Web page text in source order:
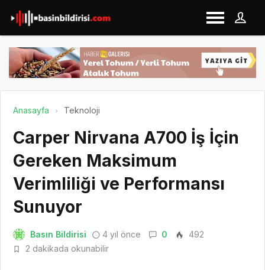
Anasayfa Teknoloji
Carper Nirvana A700 İş İçin
Gereken Maksimum
Verimliliği ve Performansı
Sunuyor
Basın Bildirisi 4 yıl önce 0
492
2 dakikada okunabilir